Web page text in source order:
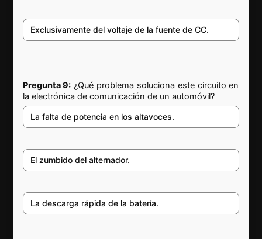
Exclusivamente del voltaje de la fuente de CC.
Pregunta 9: ¿Qué problema soluciona este circuito en
la electrónica de comunicación de un automóvil?
La falta de potencia en los altavoces.
El zumbido del alternador.
La descarga rápida de la batería.